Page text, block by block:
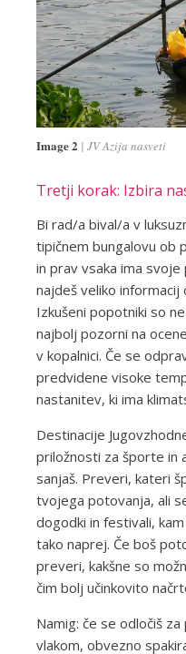
Image 2 JV Azija nasveti
Tretji korak: Izbira
Bi rad/a bival/a v
tipičnem bungalovu ob
in prav vsaka ima
najdeš veliko informacij
Izkušeni popotniki so
najbolj pozorni na
v kopalnici. Če se
predvidene visoke
nastanitev, ki ima
Destinacije
priložnosti za športe in
sanjaš. Preveri, kateri
tvojega potovanja, ali
dogodki in festivali,
tako naprej. Če boš
preveri, kakšne so
čim bolj učinkovito
Namig: če se odločiš
vlakom, obvezno